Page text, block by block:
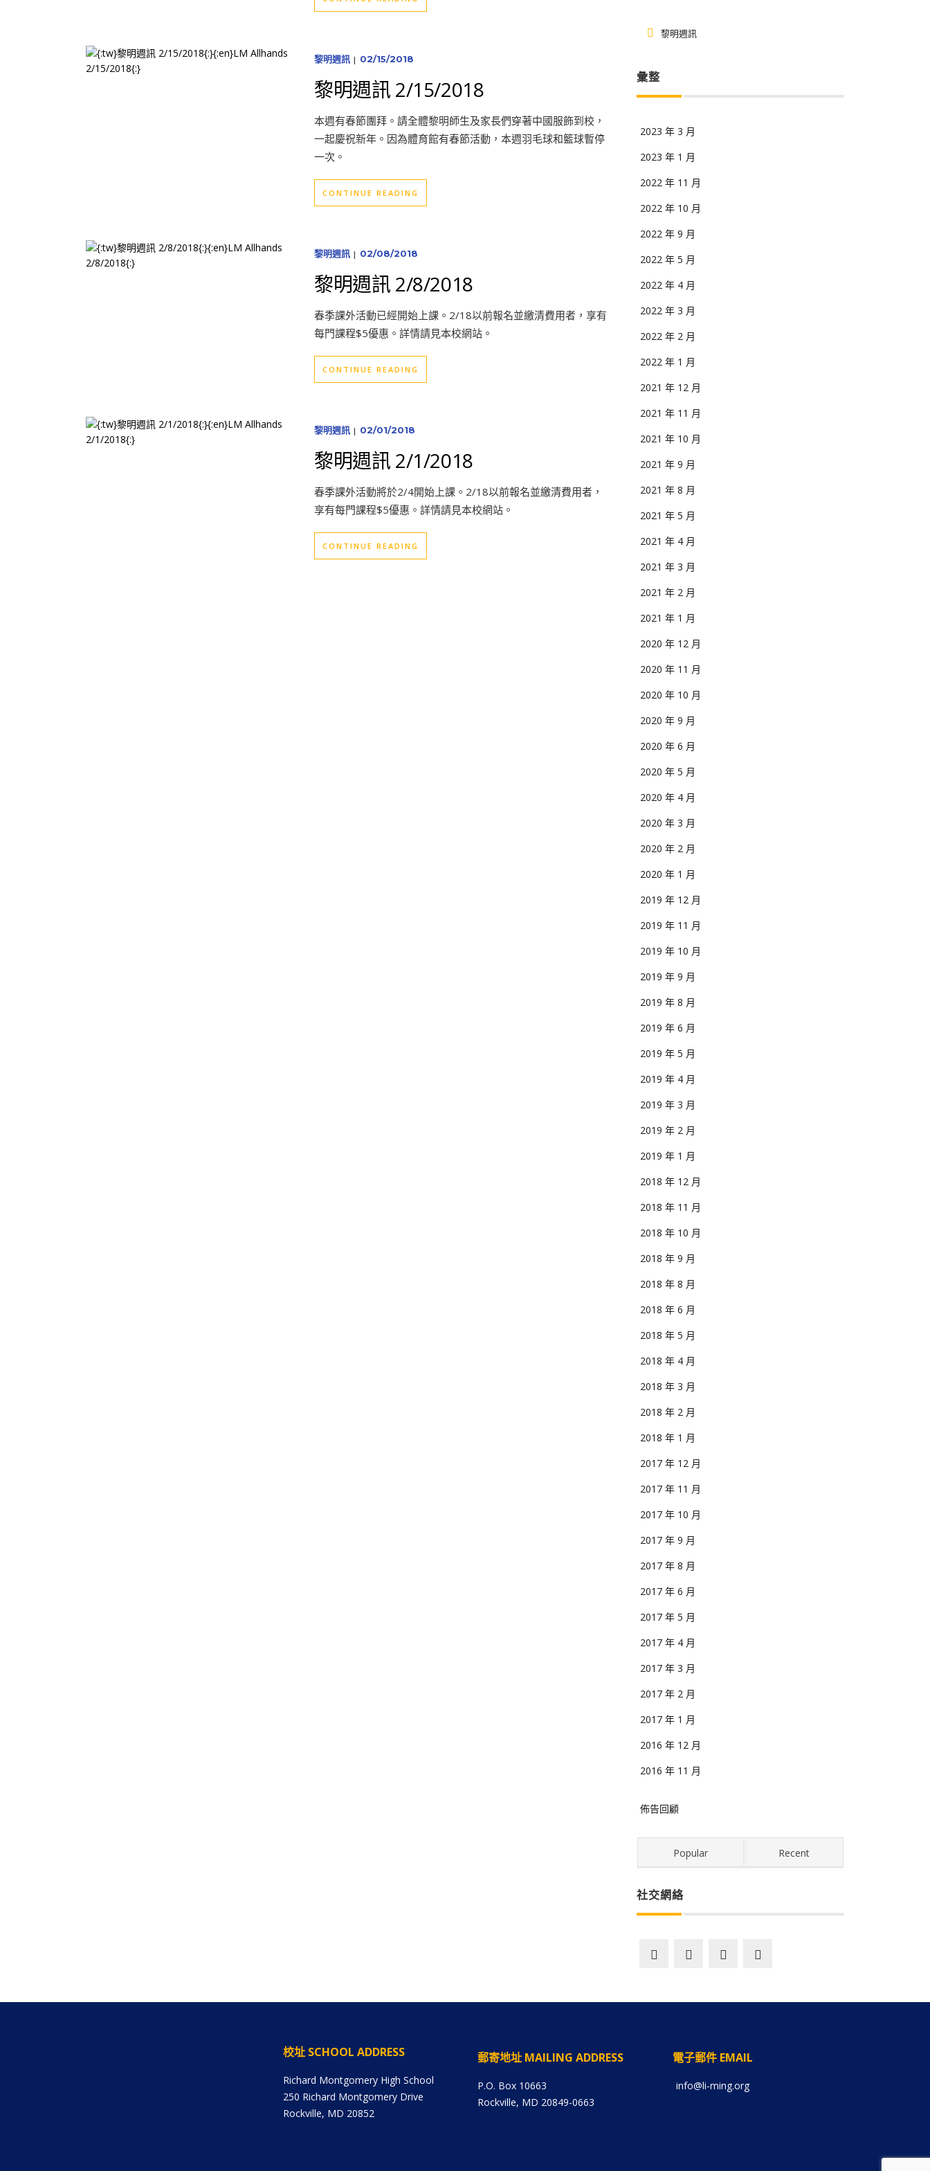
黎明週訊 | 02/15/2018
黎明週訊 2/15/2018
本週有春節團拜。請全體黎明師生及家長們穿著中國服飾到校，
一起慶祝新年。因為體育館有春節活動，本週羽毛球和籃球暫停
一次。
CONTINUE READING
黎明週訊 | 02/08/2018
黎明週訊 2/8/2018
春季課外活動已經開始上課。2/18以前報名並繳清費用者，享有
每門課程$5優惠。詳情請見本校網站。
CONTINUE READING
黎明週訊 | 02/01/2018
黎明週訊 2/1/2018
春季課外活動將於2/4開始上課。2/18以前報名並繳清費用者，
享有每門課程$5優惠。詳情請見本校網站。
CONTINUE READING
黎明週訊
彙整
2023 年 3 月
2023 年 1 月
2022 年 11 月
2022 年 10 月
2022 年 9 月
2022 年 5 月
2022 年 4 月
2022 年 3 月
2022 年 2 月
2022 年 1 月
2021 年 12 月
2021 年 11 月
2021 年 10 月
2021 年 9 月
2021 年 8 月
2021 年 5 月
2021 年 4 月
2021 年 3 月
2021 年 2 月
2021 年 1 月
2020 年 12 月
2020 年 11 月
2020 年 10 月
2020 年 9 月
2020 年 6 月
2020 年 5 月
2020 年 4 月
2020 年 3 月
2020 年 2 月
2020 年 1 月
2019 年 12 月
2019 年 11 月
2019 年 10 月
2019 年 9 月
2019 年 8 月
2019 年 6 月
2019 年 5 月
2019 年 4 月
2019 年 3 月
2019 年 2 月
2019 年 1 月
2018 年 12 月
2018 年 11 月
2018 年 10 月
2018 年 9 月
2018 年 8 月
2018 年 6 月
2018 年 5 月
2018 年 4 月
2018 年 3 月
2018 年 2 月
2018 年 1 月
2017 年 12 月
2017 年 11 月
2017 年 10 月
2017 年 9 月
2017 年 8 月
2017 年 6 月
2017 年 5 月
2017 年 4 月
2017 年 3 月
2017 年 2 月
2017 年 1 月
2016 年 12 月
2016 年 11 月
佈告回顧
Popular Recent
社交網絡
校址 SCHOOL ADDRESS
Richard Montgomery High School
250 Richard Montgomery Drive
Rockville, MD 20852
郵寄地址 MAILING ADDRESS
P.O. Box 10663
Rockville, MD 20849-0663
電子郵件 EMAIL
info@li-ming.org